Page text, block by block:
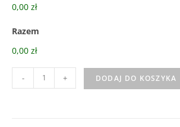
0,00 zł
Razem
0,00 zł
- + DODAJ DO KOSZYKA